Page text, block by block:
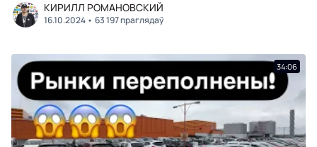
КИРИЛЛ РОМАНОВСКИЙ
16.10.2024 63 197 праглядаў
34:06